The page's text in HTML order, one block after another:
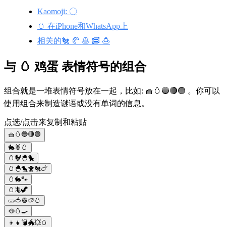
Kaomoji: 〇
🥚 在iPhone和WhatsApp上
相关的🐔 🥐 🥞 🥓 🍮
与 🥚 鸡蛋 表情符号的组合
组合就是一堆表情符号放在一起，比如: 🧺🥚🔵🔴🟢 。你可以
使用组合来制造谜语或没有单词的信息。
点选/点击来复制和粘贴
🧺🥚🔵🔴🟢
🐇🐰🥚
🥚🐓🐣🐤
🥚🐣🐤🐥🐔🍗
🥚🐇🐾
🥚🦎🦖
🥒🍅🧅🥔🥚
🥘🥚🍳
👦👧💣🐲💥🥚